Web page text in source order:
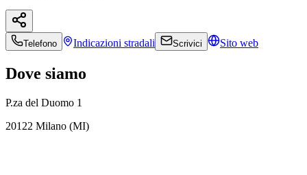
Telefono Indicazioni stradali Scrivici Sito web
Dove siamo
P.za del Duomo 1
20122 Milano (MI)